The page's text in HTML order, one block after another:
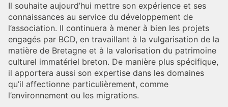
Il souhaite aujourd’hui mettre son expérience et ses
connaissances au service du développement de
l’association. Il continuera à mener à bien les projets
engagés par BCD, en travaillant à la vulgarisation de la
matière de Bretagne et à la valorisation du patrimoine
culturel immatériel breton. De manière plus spécifique,
il apportera aussi son expertise dans les domaines
qu’il affectionne particulièrement, comme
l’environnement ou les migrations.